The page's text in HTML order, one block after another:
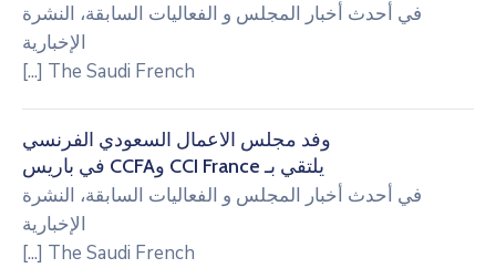
في أحدث أخبار المجلس و الفعاليات السابقة، النشرة
الإخبارية
The Saudi French
[...]
وفد مجلس الأعمال السعودي الفرنسي
يلتقي بـ CCI France وCCFA في باريس
في أحدث أخبار المجلس و الفعاليات السابقة، النشرة
الإخبارية
The Saudi French
[...]